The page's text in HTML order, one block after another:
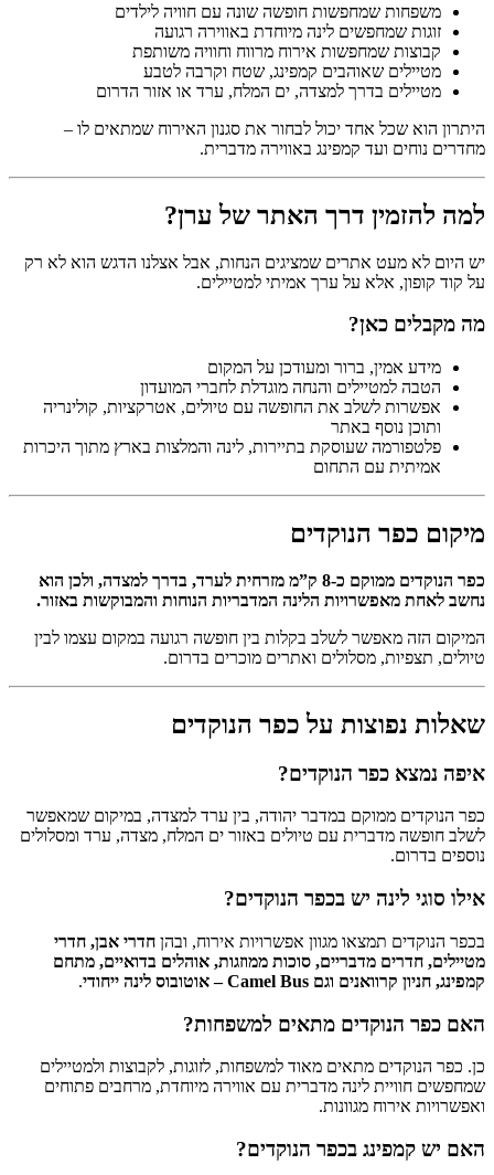
משפחות שמחפשות חופשה שונה עם חוויה לילדים
זוגות שמחפשים לינה מיוחדת באווירה רגועה
קבוצות שמחפשות אירוח מרווח וחוויה משותפת
מטיילים שאוהבים קמפינג, שטח וקרבה לטבע
מטיילים בדרך למצדה, ים המלח, ערד או אזור הדרום
היתרון הוא שכל אחד יכול לבחור את סגנון האירוח שמתאים לו –
מחדרים נוחים ועד קמפינג באווירה מדברית.
למה להזמין דרך האתר של ערן?
יש היום לא מעט אתרים שמציגים הנחות, אבל אצלנו הדגש הוא לא רק
על קוד קופון, אלא על ערך אמיתי למטיילים.
מה מקבלים כאן?
מידע אמין, ברור ומעודכן על המקום
הטבה למטיילים והנחה מוגדלת לחברי המועדון
אפשרות לשלב את החופשה עם טיולים, אטרקציות, קולינריה
ותוכן נוסף באתר
פלטפורמה שעוסקת בתיירות, לינה והמלצות בארץ מתוך היכרות
אמיתית עם התחום
מיקום כפר הנוקדים
כפר הנוקדים ממוקם כ-8 ק”מ מזרחית לערד, בדרך למצדה, ולכן הוא
נחשב לאחת מאפשרויות הלינה המדבריות הנוחות והמבוקשות באזור.
המיקום הזה מאפשר לשלב בקלות בין חופשה רגועה במקום עצמו לבין
טיולים, תצפיות, מסלולים ואתרים מוכרים בדרום.
שאלות נפוצות על כפר הנוקדים
איפה נמצא כפר הנוקדים?
כפר הנוקדים ממוקם במדבר יהודה, בין ערד למצדה, במיקום שמאפשר
לשלב חופשה מדברית עם טיולים באזור ים המלח, מצדה, ערד ומסלולים
נוספים בדרום.
אילו סוגי לינה יש בכפר הנוקדים?
בכפר הנוקדים תמצאו מגוון אפשרויות אירוח, ובהן חדרי אבן, חדרי
מטיילים, חדרים מדבריים, סוכות ממוזגות, אוהלים בדואיים, מתחם
קמפינג, חניון קרוואנים וגם Camel Bus – אוטובוס לינה ייחודי
.
האם כפר הנוקדים מתאים למשפחות?
כן. כפר הנוקדים מתאים מאוד למשפחות, לזוגות, לקבוצות ולמטיילים
שמחפשים חוויית לינה מדברית עם אווירה מיוחדת, מרחבים פתוחים
ואפשרויות אירוח מגוונות.
האם יש קמפינג בכפר הנוקדים?